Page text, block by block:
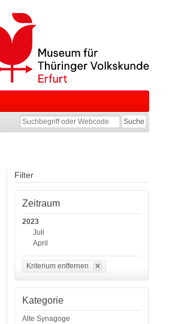
Filter
Zeitraum
2023
Juli
April
Kriterium entfernen
Kategorie
Alte Synagoge